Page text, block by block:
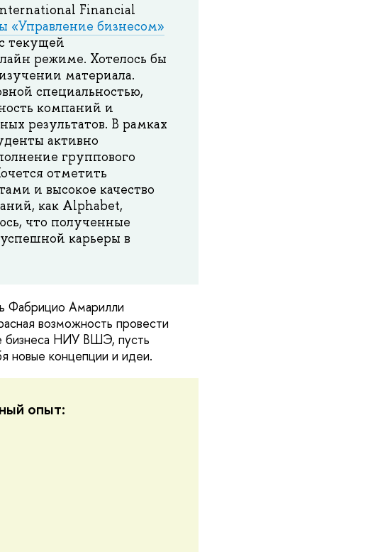
Financial
«Управление бизнесом»
текущей
режиме. Хотелось бы
материала.
специальностью,
компаний и
результатов. В рамках
активно
группового
отметить
и высокое качество
как Alphabet,
что полученные
карьеры в
Фабрицио Амарилли
возможность провести
бизнеса НИУ ВШЭ, пусть
новые концепции и идеи.
опыт: